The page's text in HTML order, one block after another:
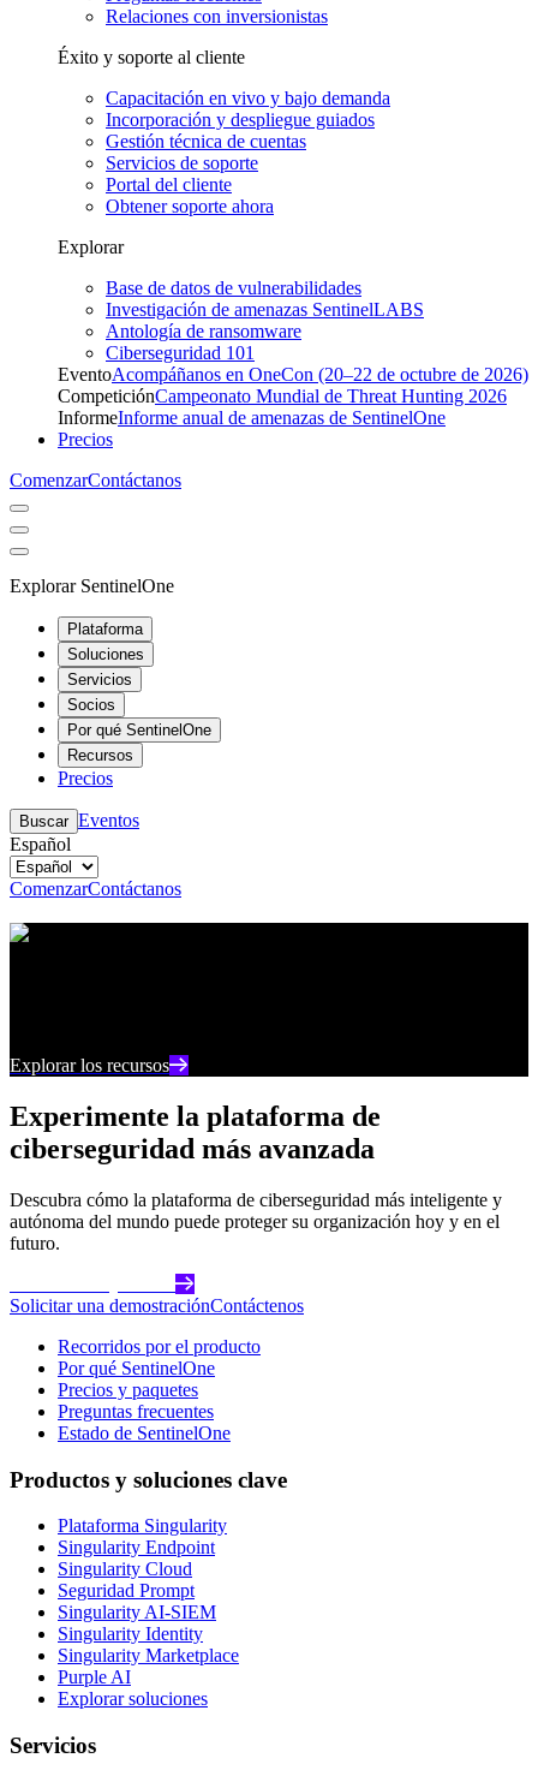
Relaciones con inversionistas
Éxito y soporte al cliente
Capacitación en vivo y bajo demanda
Incorporación y despliegue guiados
Gestión técnica de cuentas
Servicios de soporte
Portal del cliente
Obtener soporte ahora
Explorar
Base de datos de vulnerabilidades
Investigación de amenazas SentinelLABS
Antología de ransomware
Ciberseguridad 101
EventoAcompáñanos en OneCon (20–22 de octubre de 2026)
CompeticiónCampeonato Mundial de Threat Hunting 2026
InformeInforme anual de amenazas de SentinelOne
Precios
ComenzarContáctanos
Explorar SentinelOne
Plataforma
Soluciones
Servicios
Socios
Por qué SentinelOne
Recursos
Precios
Buscar Eventos
Español
ComenzarContáctanos
Centro de recursos
Explorar los recursos
Experimente la plataforma de
ciberseguridad más avanzada
Descubra cómo la plataforma de ciberseguridad más inteligente y
autónoma del mundo puede proteger su organización hoy y en el
futuro.
Solicitar una demostraciónContáctenos
Recorridos por el producto
Por qué SentinelOne
Precios y paquetes
Preguntas frecuentes
Estado de SentinelOne
Productos y soluciones clave
Plataforma Singularity
Singularity Endpoint
Singularity Cloud
Seguridad Prompt
Singularity AI-SIEM
Singularity Identity
Singularity Marketplace
Purple AI
Explorar soluciones
Servicios